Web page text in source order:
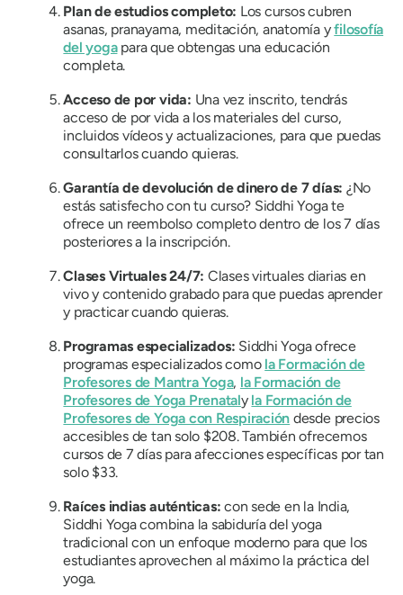
Plan de estudios completo: Los cursos cubren
asanas, pranayama, meditación, anatomía yfilosofía
del yogapara que obtengas una educación
completa.
Acceso de por vida: Una vez inscrito, tendrás
acceso de por vida a los materiales del curso,
incluidos vídeos y actualizaciones, para que puedas
consultarlos cuando quieras.
Garantía de devolución de dinero de 7 días: ¿No
estás satisfecho con tu curso? Siddhi Yoga te
ofrece un reembolso completo dentro de los 7 días
posteriores a la inscripción.
Clases Virtuales 24/7: Clases virtuales diarias en
vivo y contenido grabado para que puedas aprender
y practicar cuando quieras.
Programas especializados: Siddhi Yoga ofrece
programas especializados como la Formación de
Profesores de Mantra Yoga, la Formación de
Profesores de Yoga Prenataly la Formación de
Profesores de Yoga con Respiración desde precios
accesibles de tan solo $208. También ofrecemos
cursos de 7 días para afecciones específicas por tan
solo $33.
Raíces indias auténticas: con sede en la India,
Siddhi Yoga combina la sabiduría del yoga
tradicional con un enfoque moderno para que los
estudiantes aprovechen al máximo la práctica del
yoga.